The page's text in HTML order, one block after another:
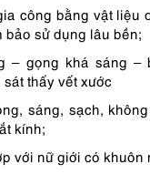
công bằng vật liệu
bảo sử dụng lâu bền;
– gọng khá sáng –
thấy vết xước
sáng, sạch,
kính;
với nữ giới có khuôn